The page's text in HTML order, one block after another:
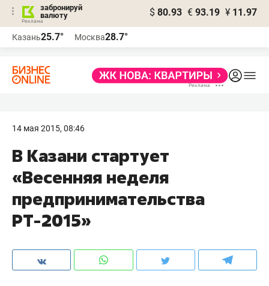
забронируй
валюту
$ 80.93 € 93.19 ¥ 11.97
Казань25.7° Москва28.7°
14 мая 2015, 08:46
В Казани стартует
«Весенняя неделя
предпринимательства
РТ-2015»